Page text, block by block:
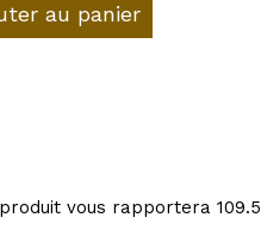
au panier
vous rapportera 109.5